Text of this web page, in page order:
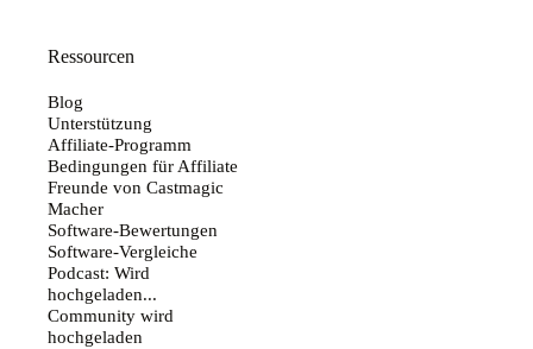
Ressourcen
Blog
Unterstützung
Affiliate-Programm
Bedingungen für Affiliate
Freunde von Castmagic
Macher
Software-Bewertungen
Software-Vergleiche
Podcast: Wird
hochgeladen...
Community wird
hochgeladen